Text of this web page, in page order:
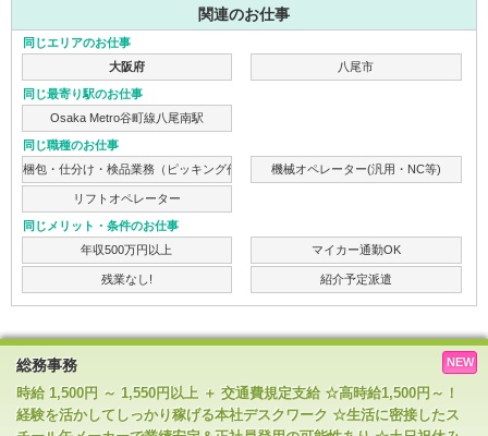
関連のお仕事
同じエリアのお仕事
大阪府
八尾市
同じ最寄り駅のお仕事
Osaka Metro谷町線八尾南駅
同じ職種のお仕事
梱包・仕分け・検品業務（ピッキング作業）
機械オペレーター(汎用・NC等)
リフトオペレーター
同じメリット・条件のお仕事
年収500万円以上
マイカー通勤OK
残業なし! 紹介予定派遣
NEW
総務事務
時給 1,500円 ～ 1,550円以上 ＋ 交通費規定支給 ☆高時給1,500円～！
経験を活かしてしっかり稼げる本社デスクワーク ☆生活に密接したス